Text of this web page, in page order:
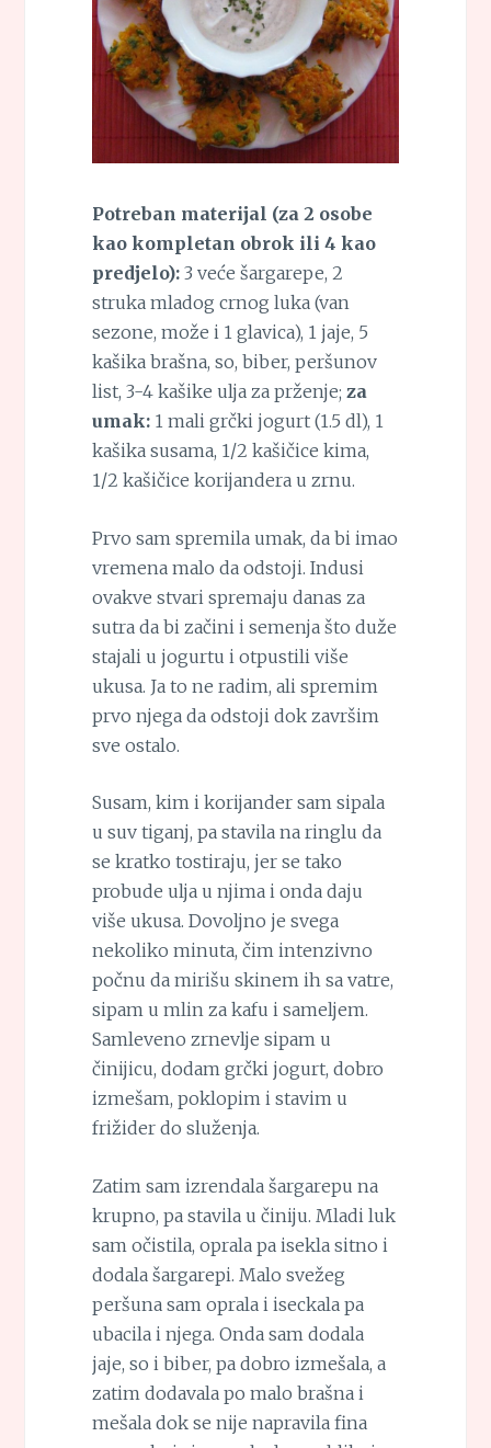
Potreban materijal (za 2 osobe
kao kompletan obrok ili 4 kao
predjelo):3 veće šargarepe, 2
struka mladog crnog luka (van
sezone, može i 1 glavica), 1 jaje, 5
kašika brašna, so, biber, peršunov
list, 3-4 kašike ulja za prženje; za
umak: 1 mali grčki jogurt (1.5 dl), 1
kašika susama, 1/2 kašičice kima,
1/2 kašičice korijandera u zrnu.
Prvo sam spremila umak, da bi imao
vremena malo da odstoji. Indusi
ovakve stvari spremaju danas za
sutra da bi začini i semenja što duže
stajali u jogurtu i otpustili više
ukusa. Ja to ne radim, ali spremim
prvo njega da odstoji dok završim
sve ostalo.
Susam, kim i korijander sam sipala
u suv tiganj, pa stavila na ringlu da
se kratko tostiraju, jer se tako
probude ulja u njima i onda daju
više ukusa. Dovoljno je svega
nekoliko minuta, čim intenzivno
počnu da mirišu skinem ih sa vatre,
sipam u mlin za kafu i sameljem.
Samleveno zrnevlje sipam u
činijicu, dodam grčki jogurt, dobro
izmešam, poklopim i stavim u
frižider do služenja.
Zatim sam izrendala šargarepu na
krupno, pa stavila u činiju. Mladi luk
sam očistila, oprala pa isekla sitno i
dodala šargarepi. Malo svežeg
peršuna sam oprala i iseckala pa
ubacila i njega. Onda sam dodala
jaje, so i biber, pa dobro izmešala, a
zatim dodavala po malo brašna i
mešala dok se nije napravila fina